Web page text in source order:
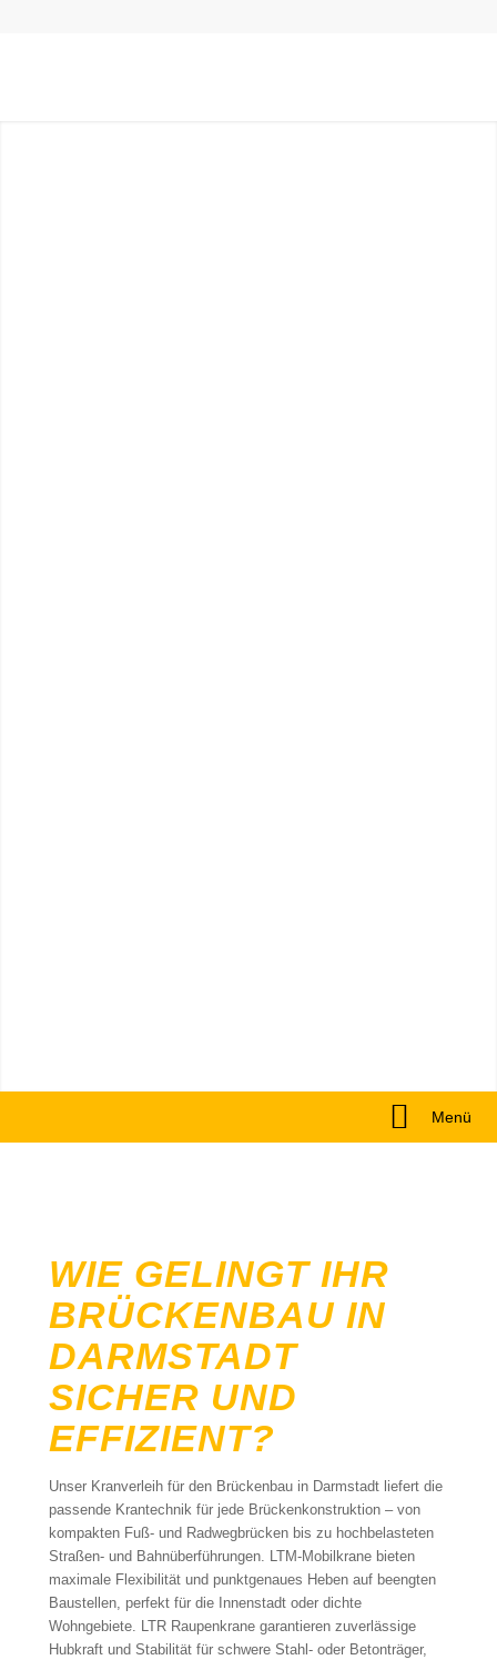
Menü
WIE GELINGT IHR
BRÜCKENBAU IN
DARMSTADT
SICHER UND
EFFIZIENT?
Unser Kranverleih für den Brückenbau in Darmstadt liefert die
passende Krantechnik für jede Brückenkonstruktion – von
kompakten Fuß- und Radwegbrücken bis zu hochbelasteten
Straßen- und Bahnüberführungen. LTM-Mobilkrane bieten
maximale Flexibilität und punktgenaues Heben auf beengten
Baustellen, perfekt für die Innenstadt oder dichte
Wohngebiete. LTR Raupenkrane garantieren zuverlässige
Hubkraft und Stabilität für schwere Stahl- oder Betonträger,